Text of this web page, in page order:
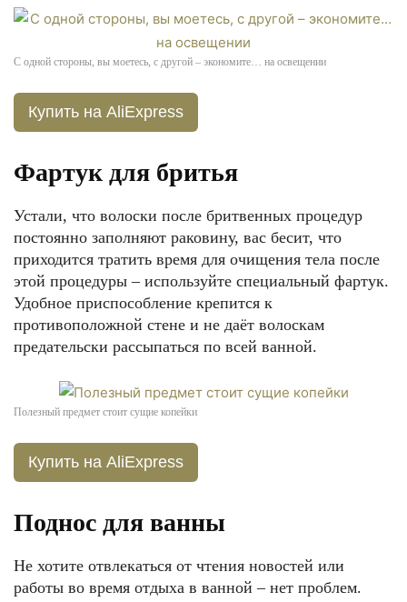
С одной стороны, вы моетесь, с другой – экономите… на освещении
Купить на AliExpress
Фартук для бритья
Устали, что волоски после бритвенных процедур
постоянно заполняют раковину, вас бесит, что
приходится тратить время для очищения тела после
этой процедуры – используйте специальный фартук.
Удобное приспособление крепится к
противоположной стене и не даёт волоскам
предательски рассыпаться по всей ванной.
Полезный предмет стоит сущие копейки
Купить на AliExpress
Поднос для ванны
Не хотите отвлекаться от чтения новостей или
работы во время отдыха в ванной – нет проблем.